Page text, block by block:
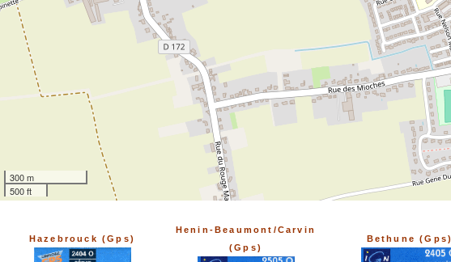
Hazebrouck (Gps)
Henin-Beaumont/Carvin
(Gps)
Bethune (Gps)
300 m
500 ft